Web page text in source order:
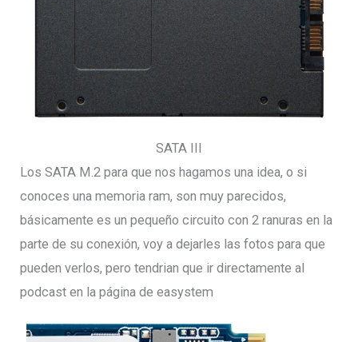
SATA III
Los SATA M.2 para que nos hagamos una idea, o si
conoces una memoria ram, son muy parecidos,
básicamente es un pequeño circuito con 2 ranuras en la
parte de su conexión, voy a dejarles las fotos para que
pueden verlos, pero tendrian que ir directamente al
podcast en la página de easystem